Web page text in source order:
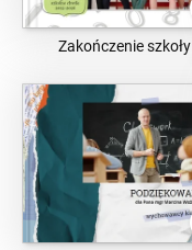
Zakończenie szkoły